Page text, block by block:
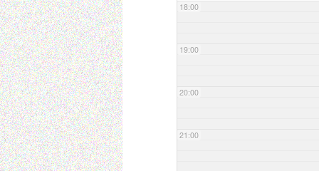
18:00
19:00
20:00
21:00